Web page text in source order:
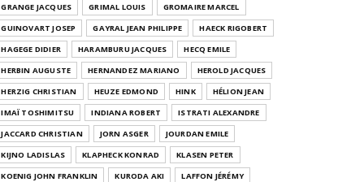
GRANGE JACQUES
GRIMAL LOUIS
GROMAIRE MARCEL
GUINOVART JOSEP
GAYRAL JEAN PHILIPPE
HAECK RIGOBERT
HAGEGE DIDIER
HARAMBURU JACQUES
HECQ EMILE
HERBIN AUGUSTE
HERNANDEZ MARIANO
HEROLD JACQUES
HERZIG CHRISTIAN
HEUZE EDMOND HINK
HÉLION JEAN
IMAÏ TOSHIMITSU
INDIANA ROBERT
ISTRATI ALEXANDRE
JACCARD CHRISTIAN
JORN ASGER
JOURDAN EMILE
KIJNO LADISLAS
KLAPHECK KONRAD
KLASEN PETER
KOENIG JOHN FRANKLIN
KURODA AKI
LAFFON JÉRÉMY